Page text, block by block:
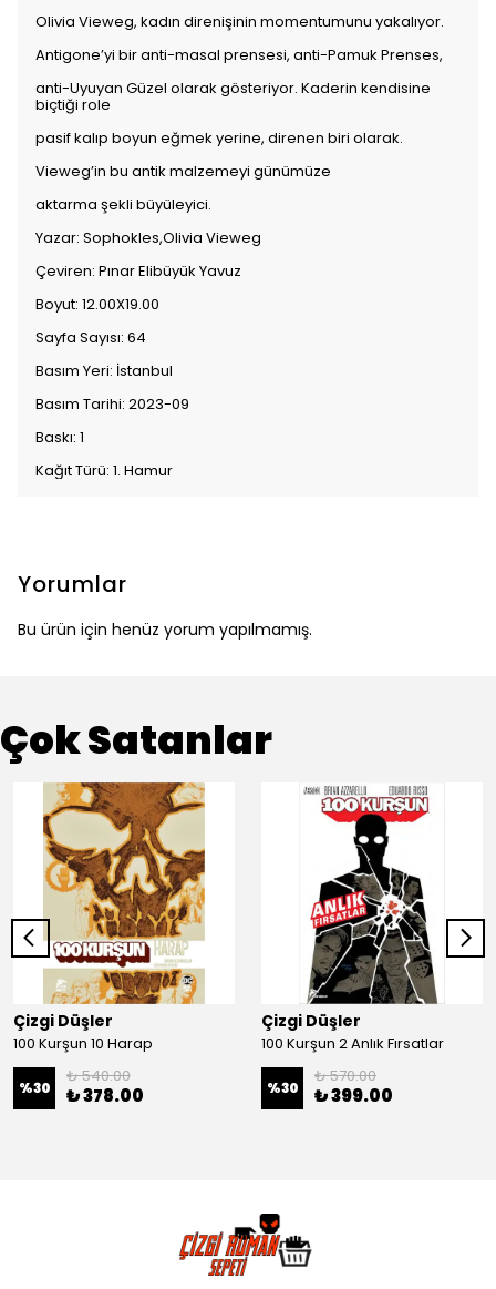
Olivia Vieweg, kadın direnişinin momentumunu yakalıyor.
Antigone’yi bir anti-masal prensesi, anti-Pamuk Prenses,
anti-Uyuyan Güzel olarak gösteriyor. Kaderin kendisine
biçtiği role
pasif kalıp boyun eğmek yerine, direnen biri olarak.
Vieweg’in bu antik malzemeyi günümüze
aktarma şekli büyüleyici.
Yazar: Sophokles,Olivia Vieweg
Çeviren: Pınar Elibüyük Yavuz
Boyut: 12.00X19.00
Sayfa Sayısı: 64
Basım Yeri: İstanbul
Basım Tarihi: 2023-09
Baskı: 1
Kağıt Türü: 1. Hamur
Yorumlar
Bu ürün için henüz yorum yapılmamış.
Çok Satanlar
Çizgi Düşler
100 Kurşun 10 Harap
%30
₺ 540.00
₺ 378.00
Çizgi Düşler
100 Kurşun 2 Anlık Fırsatlar
%30
₺ 570.00
₺ 399.00